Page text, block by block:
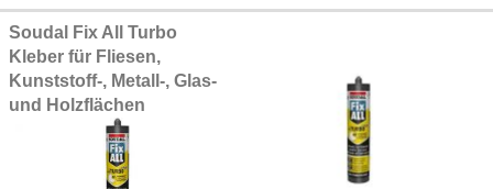
Soudal Fix All Turbo
Kleber für Fliesen,
Kunststoff-, Metall-, Glas-
und Holzflächen